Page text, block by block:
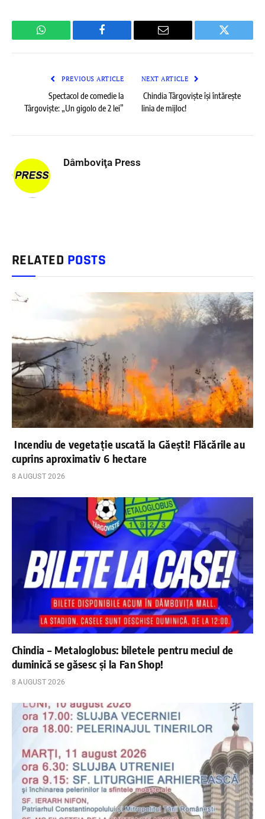
WhatsApp Facebook Email Twitter
PREVIOUS ARTICLE
Spectacol de comedie la
Târgoviște: „Un gigolo de 2 lei”
NEXT ARTICLE
Chindia Târgoviște își întărește
linia de mijloc!
Dâmboviţa Press
RELATED POSTS
Incendiu de vegetație uscată la Găești! Flăcările au
cuprins aproximativ 6 hectare
8 AUGUST 2026
Chindia – Metaloglobus: biletele pentru meciul de
duminică se găsesc și la Fan Shop!
8 AUGUST 2026